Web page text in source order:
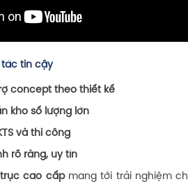
tác tin cậy
concept theo thiết kế
kho số lượng lớn
và thi công
rõ ràng, uy tín
trục cao cấpmang tới trải nghiệm